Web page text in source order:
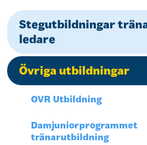
Stegutbildningar
ledare
Övriga utbildningar
OVR Utbildning
Damjuniorprogrammet
tränarutbildning